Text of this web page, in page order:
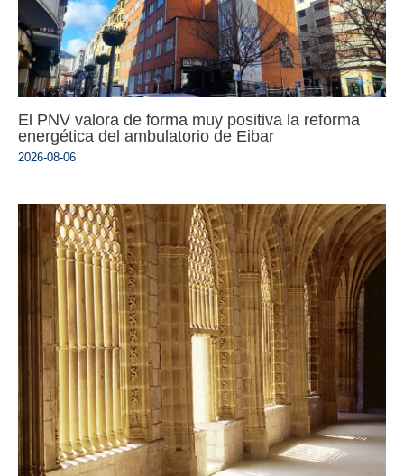
El PNV valora de forma muy positiva la reforma
energética del ambulatorio de Eibar
2026-08-06